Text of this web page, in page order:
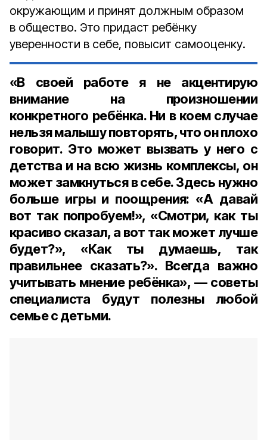
окружающим и принят должным образом
в общество. Это придаст ребёнку
уверенности в себе, повысит самооценку.
«В своей работе я не акцентирую
внимание на произношении
конкретного ребёнка. Ни в коем случае
нельзя малышу повторять, что он плохо
говорит. Это может вызвать у него с
детства и на всю жизнь комплексы, он
может замкнуться в себе. Здесь нужно
больше игры и поощрения: «А давай
вот так попробуем!», «Смотри, как ты
красиво сказал, а вот так может лучше
будет?», «Как ты думаешь, так
правильнее сказать?». Всегда важно
учитывать мнение ребёнка», — советы
специалиста будут полезны любой
семье с детьми.